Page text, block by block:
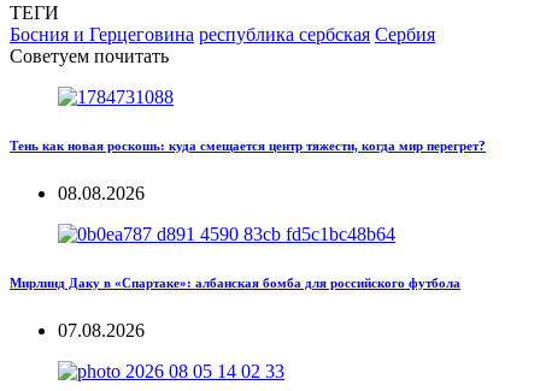
ТЕГИ
Босния и Герцеговина республика сербская Сербия
Советуем почитать
Тень как новая роскошь: куда смещается центр тяжести, когда мир перегрет?
08.08.2026
Мирлинд Даку в «Спартаке»: албанская бомба для российского футбола
07.08.2026